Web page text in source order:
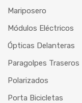
Mariposero
Módulos Eléctricos
Ópticas Delanteras
Paragolpes Traseros
Polarizados
Porta Bicicletas